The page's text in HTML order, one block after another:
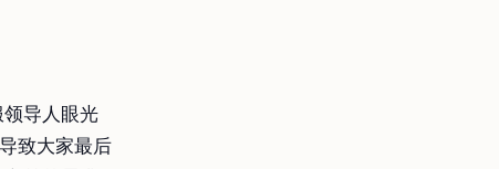
导人眼光
致大家最后